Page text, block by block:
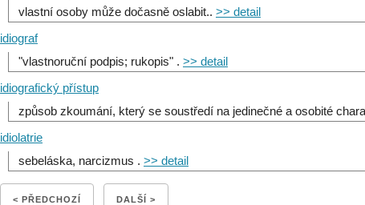
vlastní osoby může dočasně oslabit.. >> detail
idiograf
"vlastnoruční podpis; rukopis" . >> detail
idiografický přístup
způsob zkoumání, který se soustředí na jedinečné a osobité
idiolatrie
sebeláska, narcizmus . >> detail
< PŘEDCHOZÍ DALŠÍ >